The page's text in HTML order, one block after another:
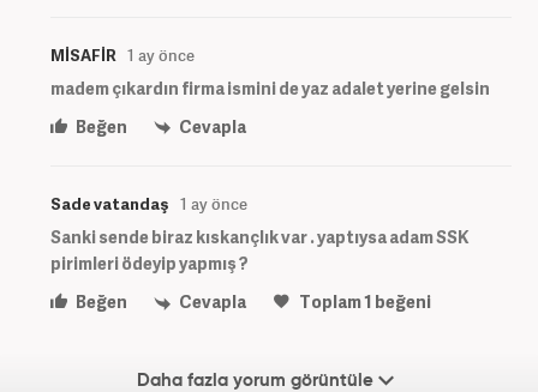
MİSAFİR 1 ay önce
madem çıkardın firma ismini de yaz adalet yerine gelsin
Beğen
Cevapla
Sade vatandaş 1 ay önce
Sanki sende biraz kıskançlık var . yaptıysa adam SSK
pirimleri ödeyip yapmış ?
Beğen
Cevapla Toplam1 beğeni
Daha fazla yorum görüntüle